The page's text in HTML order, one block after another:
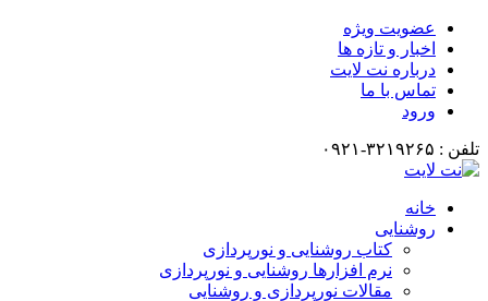
عضویت ویژه
اخبار و تازه ها
درباره نت لایت
تماس با ما
ورود
تلفن : ۳۲۱۹۲۶۵-۰۹۲۱
خانه
روشنایی
کتاب روشنایی و نورپردازی
نرم افزارها روشنایی و نورپردازی
مقالات نورپردازی و روشنایی